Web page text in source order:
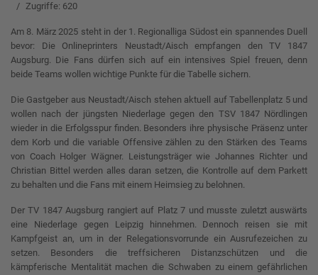
Zugriffe: 620
Am 8. März 2025 steht in der 1. Regionalliga Südost ein spannendes Duell
bevor: Die Onlineprinters Neustadt/Aisch empfangen den TV 1847
Augsburg. Die Fans dürfen sich auf ein intensives Spiel freuen, denn
beide Teams wollen wichtige Punkte für die Tabelle sichern.
Die Gastgeber aus Neustadt/Aisch stehen aktuell auf Tabellenplatz 5 und
wollen nach der jüngsten Niederlage gegen den TSV 1847 Nördlingen
wieder in die Erfolgsspur finden. Besonders ihre physische Präsenz unter
dem Korb und die variable Offensive zählen zu den Stärken des Teams
von Coach Holger Wägner. Leistungsträger wie Johannes Richter und
Christian Bittel werden alles daran setzen, die Kontrolle auf dem Parkett
zu behalten und die Fans mit einem Heimsieg zu belohnen.
Der TV 1847 Augsburg rangiert auf Platz 7 und musste zuletzt auswärts
eine Niederlage gegen Leipzig hinnehmen. Dennoch reisen sie mit
Kampfgeist an, um in der Relegationsvorrunde ein Ausrufezeichen zu
setzen. Besonders die treffsicheren Distanzschützen und die
kämpferische Mentalität machen die Schwaben zu einem gefährlichen